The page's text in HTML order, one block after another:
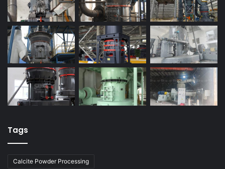
Tags
Calcite Powder Processing